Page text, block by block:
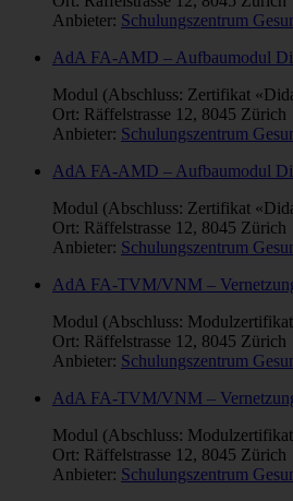
Anbieter: Schulungszentrum
AdA FA-AMD – Aufbaumodul
Modul (Abschluss: Zertifikat
Ort: Räffelstrasse 12, 8045 Zürich
Anbieter: Schulungszentrum
AdA FA-AMD – Aufbaumodul
Modul (Abschluss: Zertifikat
Ort: Räffelstrasse 12, 8045 Zürich
Anbieter: Schulungszentrum
AdA FA-TVM/VNM –
Modul (Abschluss:
Ort: Räffelstrasse 12, 8045 Zürich
Anbieter: Schulungszentrum
AdA FA-TVM/VNM –
Modul (Abschluss:
Ort: Räffelstrasse 12, 8045 Zürich
Anbieter: Schulungszentrum